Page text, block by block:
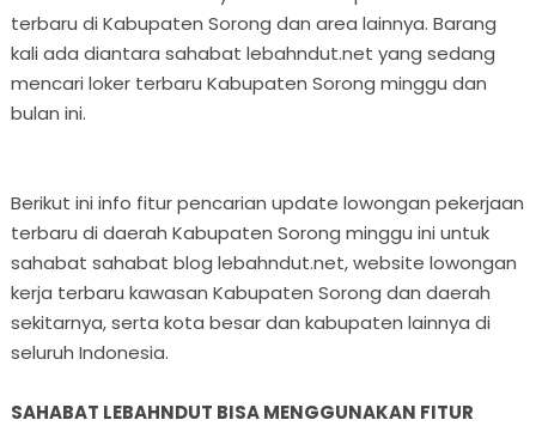
terbaru di Kabupaten Sorong dan area lainnya. Barang
kali ada diantara sahabat lebahndut.net yang sedang
mencari loker terbaru Kabupaten Sorong minggu dan
bulan ini.
Berikut ini info fitur pencarian update lowongan pekerjaan
terbaru di daerah Kabupaten Sorong minggu ini untuk
sahabat sahabat blog lebahndut.net, website lowongan
kerja terbaru kawasan Kabupaten Sorong dan daerah
sekitarnya, serta kota besar dan kabupaten lainnya di
seluruh Indonesia.
SAHABAT LEBAHNDUT BISA MENGGUNAKAN FITUR